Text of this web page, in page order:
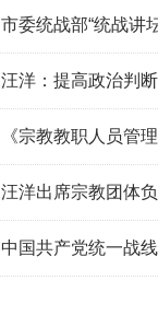
市委统战部“统战讲
汪洋：提高政治判
《宗教教职人员管
汪洋出席宗教团体
中国共产党统一战